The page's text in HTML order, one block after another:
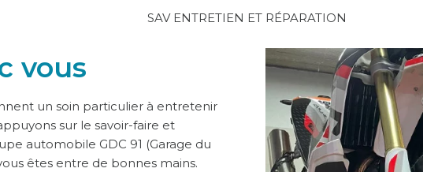
SAV ENTRETIEN ET RÉPARATION
vous
un soin particulier à entretenir
sur le savoir-faire et
automobile GDC 91 (Garage du
êtes entre de bonnes mains.